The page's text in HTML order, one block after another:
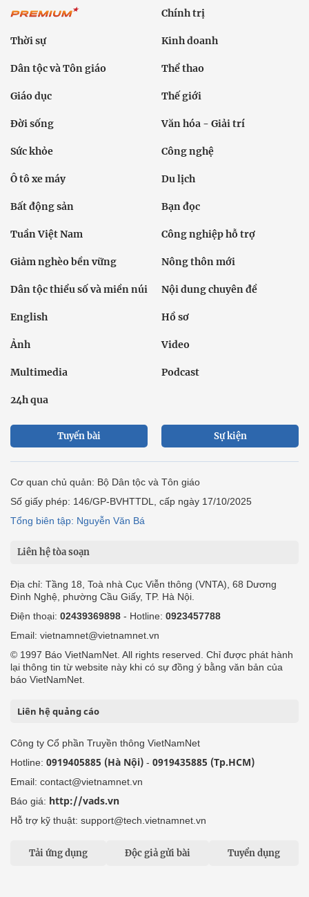
Chính trị
Thời sự Kinh doanh
Dân tộc và Tôn giáo Thể thao
Giáo dục Thế giới
Đời sống Văn hóa - Giải trí
Sức khỏe Công nghệ
Ô tô xe máy Du lịch
Bất động sản Bạn đọc
Tuần Việt Nam Công nghiệp hỗ trợ
Giảm nghèo bền vững Nông thôn mới
Dân tộc thiểu số và miền núi Nội dung chuyên đề
English Hồ sơ
Ảnh Video
Multimedia Podcast
24h qua
Tuyến bài Sự kiện
Cơ quan chủ quản: Bộ Dân tộc và Tôn giáo
Số giấy phép: 146/GP-BVHTTDL, cấp ngày 17/10/2025
Tổng biên tập: Nguyễn Văn Bá
Liên hệ tòa soạn
Địa chỉ: Tầng 18, Toà nhà Cục Viễn thông (VNTA), 68 Dương
Đình Nghệ, phường Cầu Giấy, TP. Hà Nội.
Điện thoại: 02439369898 - Hotline: 0923457788
Email: vietnamnet@vietnamnet.vn
© 1997 Báo VietNamNet. All rights reserved. Chỉ được phát hành
lại thông tin từ website này khi có sự đồng ý bằng văn bản của
báo VietNamNet.
Liên hệ quảng cáo
Công ty Cổ phần Truyền thông VietNamNet
Hotline: 0919405885 (Hà Nội) - 0919435885 (Tp.HCM)
Email: contact@vietnamnet.vn
Báo giá: http://vads.vn
Hỗ trợ kỹ thuật: support@tech.vietnamnet.vn
Tải ứng dụng Độc giả gửi bài Tuyển dụng